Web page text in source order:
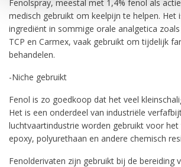
Fenolspray, meestal met 1,4% fenol als
medisch gebruikt om keelpijn te helpen. Het
ingrediënt in sommige orale analgetica
TCP en Carmex, vaak gebruikt om tijdelijk
behandelen.
-Niche gebruikt
Fenol is zo goedkoop dat het veel
Het is een onderdeel van industriële
luchtvaartindustrie worden gebruikt voor het
epoxy, polyurethaan en andere chemisch
Fenolderivaten zijn gebruikt bij de bereiding